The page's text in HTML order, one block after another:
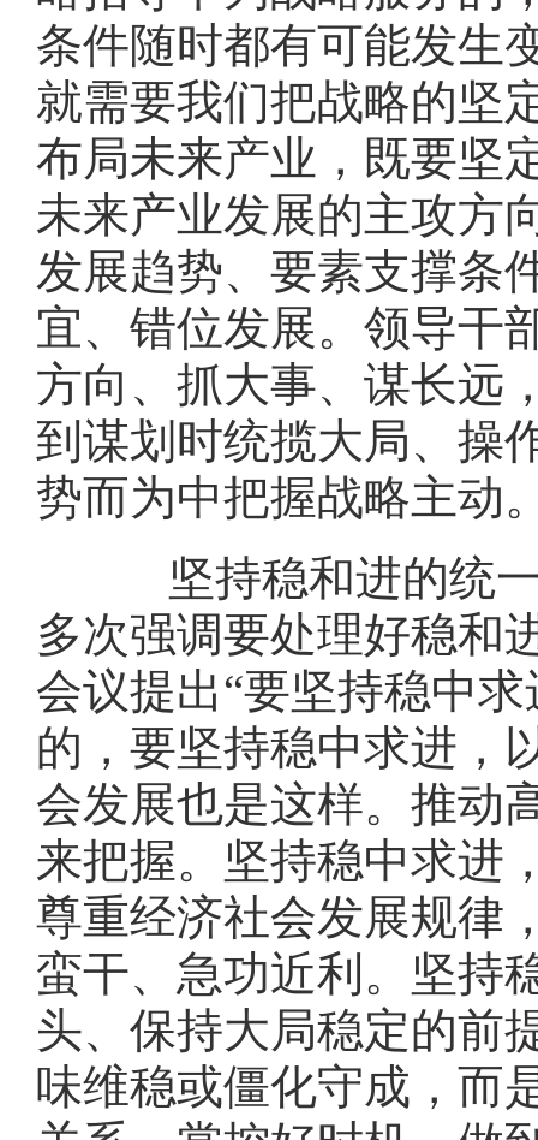
条件随时都有可能发生
就需要我们把战略的坚
布局未来产业，既要坚
未来产业发展的主攻方
发展趋势、要素支撑条
宜、错位发展。领导干
方向、抓大事、谋长远
到谋划时统揽大局、操
势而为中把握战略主动
坚持稳和进的统一
多次强调要处理好稳和
会议提出“要坚持稳中
的，要坚持稳中求进，
会发展也是这样。推动
来把握。坚持稳中求进
尊重经济社会发展规律
蛮干、急功近利。坚持
头、保持大局稳定的前
味维稳或僵化守成，而